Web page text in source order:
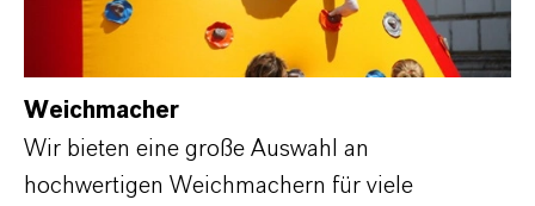
Weichmacher
Wir bieten eine große Auswahl an
hochwertigen Weichmachern für viele